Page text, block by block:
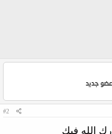
عضو جديد
#2
الله فيك